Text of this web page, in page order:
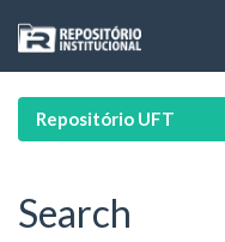
navigation
Repositório UFT
Search